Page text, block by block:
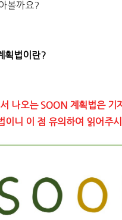
볼까요?
획법이란?
서 나오는 SOON 계획법은 기
이니 이 점 유의하여 읽어주